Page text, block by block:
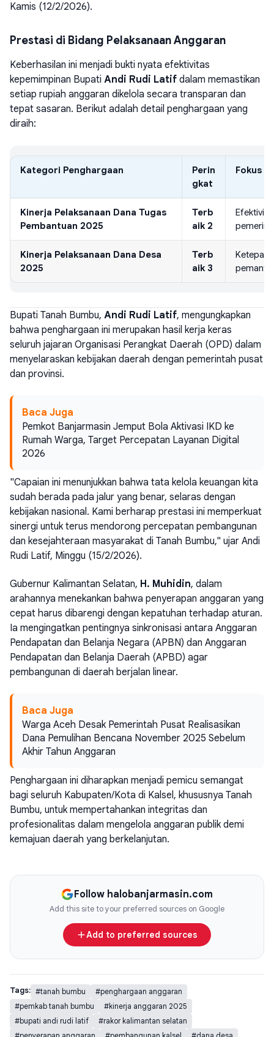
Kamis (12/2/2026).
Prestasi di Bidang Pelaksanaan Anggaran
Keberhasilan ini menjadi bukti nyata efektivitas
kepemimpinan Bupati Andi Rudi Latif dalam memastikan
setiap rupiah anggaran dikelola secara transparan dan
tepat sasaran. Berikut adalah detail penghargaan yang
diraih:
Kategori Penghargaan
Perin
gkat
Fokus
Kinerja Pelaksanaan Dana Tugas
Pembantuan 2025
Terb
aik 2
Kinerja Pelaksanaan Dana Desa
2025
Terb
aik 3
Bupati Tanah Bumbu, Andi Rudi Latif, mengungkapkan
bahwa penghargaan ini merupakan hasil kerja keras
seluruh jajaran Organisasi Perangkat Daerah (OPD) dalam
menyelaraskan kebijakan daerah dengan pemerintah pusat
dan provinsi.
Baca Juga
Pemkot Banjarmasin Jemput Bola Aktivasi IKD ke
Rumah Warga, Target Percepatan Layanan Digital
2026
"Capaian ini menunjukkan bahwa tata kelola keuangan kita
sudah berada pada jalur yang benar, selaras dengan
kebijakan nasional. Kami berharap prestasi ini memperkuat
sinergi untuk terus mendorong percepatan pembangunan
dan kesejahteraan masyarakat di Tanah Bumbu," ujar Andi
Rudi Latif, Minggu (15/2/2026).
Gubernur Kalimantan Selatan, H. Muhidin, dalam
arahannya menekankan bahwa penyerapan anggaran yang
cepat harus dibarengi dengan kepatuhan terhadap aturan.
Ia mengingatkan pentingnya sinkronisasi antara Anggaran
Pendapatan dan Belanja Negara (APBN) dan Anggaran
Pendapatan dan Belanja Daerah (APBD) agar
pembangunan di daerah berjalan linear.
Baca Juga
Warga Aceh Desak Pemerintah Pusat Realisasikan
Dana Pemulihan Bencana November 2025 Sebelum
Akhir Tahun Anggaran
Penghargaan ini diharapkan menjadi pemicu semangat
bagi seluruh Kabupaten/Kota di Kalsel, khususnya Tanah
Bumbu, untuk mempertahankan integritas dan
profesionalitas dalam mengelola anggaran publik demi
kemajuan daerah yang berkelanjutan.
Follow halobanjarmasin.com
Add this site to your preferred sources on Google
Add to preferred sources
Tags: #tanah bumbu
#penghargaan anggaran
#pemkab tanah bumbu
#kinerja anggaran 2025
#bupati andi rudi latif
#rakor kalimantan selatan